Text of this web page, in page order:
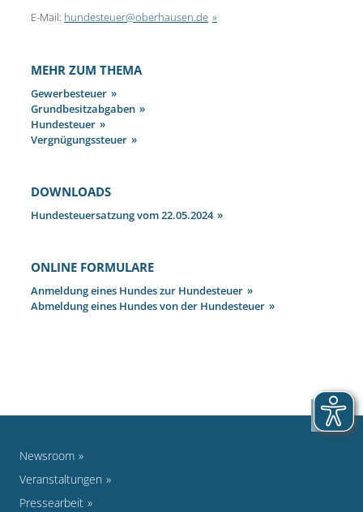
E-Mail: hundesteuer@oberhausen.de
MEHR ZUM THEMA
Gewerbesteuer
Grundbesitzabgaben
Hundesteuer
Vergnügungssteuer
DOWNLOADS
Hundesteuersatzung vom 22.05.2024
ONLINE FORMULARE
Anmeldung eines Hundes zur Hundesteuer
Abmeldung eines Hundes von der Hundesteuer
Newsroom
Veranstaltungen
Pressearbeit